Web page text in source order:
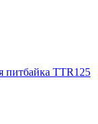
питбайка TTR125